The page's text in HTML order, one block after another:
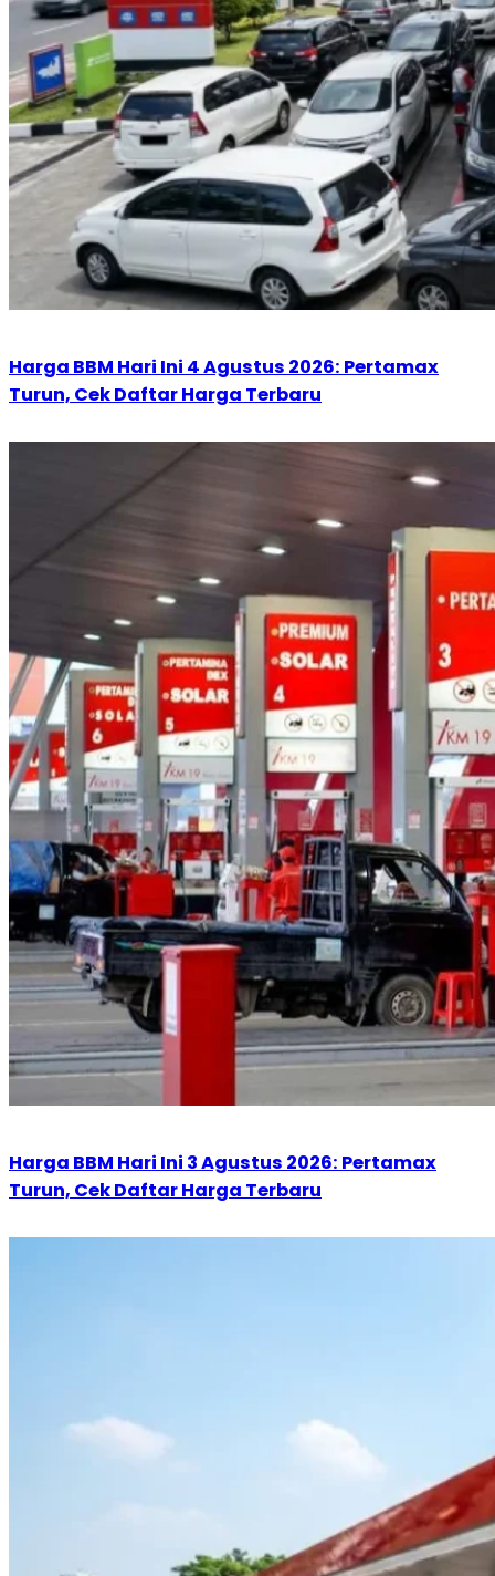
Harga BBM Hari Ini 4 Agustus 2026: Pertamax
Turun, Cek Daftar Harga Terbaru
Harga BBM Hari Ini 3 Agustus 2026: Pertamax
Turun, Cek Daftar Harga Terbaru